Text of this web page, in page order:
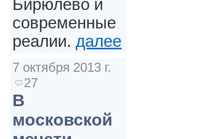
Бирюлёво и
современные
реалии. далее
7 октября 2013 г.
27
В
московской